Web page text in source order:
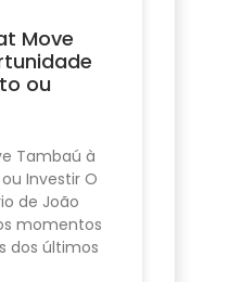
Move
ou
Tambaú à
Investir O
de João
momentos
dos últimos